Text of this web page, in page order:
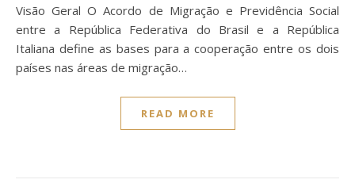
Visão Geral O Acordo de Migração e Previdência Social
entre a República Federativa do Brasil e a República
Italiana define as bases para a cooperação entre os dois
países nas áreas de migração…
READ MORE